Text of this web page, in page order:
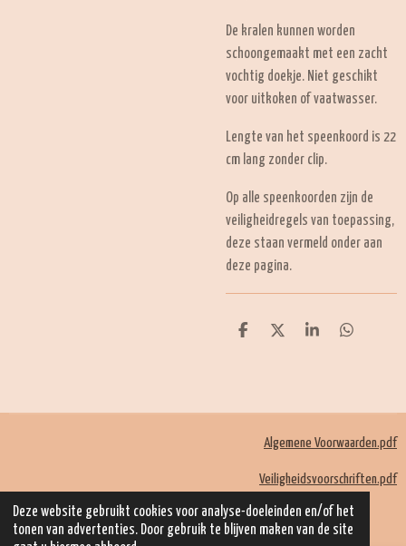
Deze website gebruikt cookies voor analyse-doeleinden en/of het
tonen van advertenties. Door gebruik te blijven maken van de site
De kralen kunnen worden
schoongemaakt met een zacht
vochtig doekje. Niet geschikt
voor uitkoken of vaatwasser.
Lengte van het speenkoord is 22
cm lang zonder clip.
Op alle speenkoorden zijn de
veiligheidregels van toepassing,
deze staan vermeld onder aan
deze pagina.
D
D
S
D
Algemene Voorwaarden.pdf
Veiligheidsvoorschriften.pdf
© 2022 - 2026 Mom Kadootjes
Powered byJouwWeb